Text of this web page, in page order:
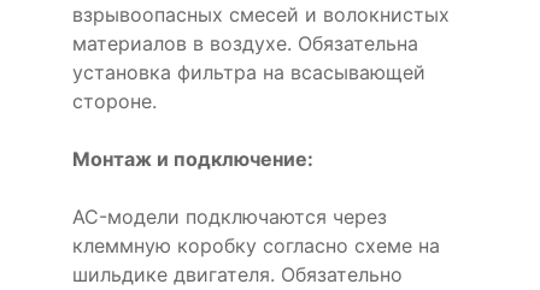
взрывоопасных смесей и волокнистых
материалов в воздухе. Обязательна
установка фильтра на всасывающей
стороне.
Монтаж и подключение:
AC-модели подключаются через
клеммную коробку согласно схеме на
шильдике двигателя. Обязательно